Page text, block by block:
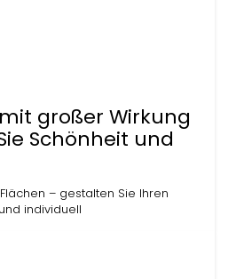
großer Wirkung
Schönheit und
– gestalten Sie Ihren
individuell